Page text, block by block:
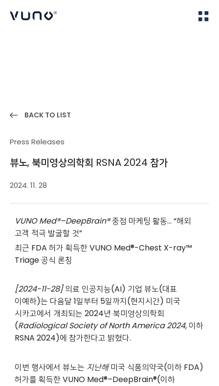
BACK TO LIST
Press Releases
뷰노, 북미영상의학회 RSNA 2024 참가
2024. 11. 28
VUNO Med®–DeepBrain®중점 마케팅 활동... “해외
고객 적극 발굴할 것”
최근 FDA 허가 획득한 VUNO Med®-Chest X-ray™
Triage 공식 론칭
[2024-11-28]의료 인공지능(AI) 기업 뷰노(대표
이예하)는 다음달 1일부터 5일까지(현지시간) 미국
시카고에서 개최되는 2024년 북미영상의학회
(Radiological Society of North America 2024, 이하
RSNA 2024)에 참가한다고 밝혔다.
이번 행사에서 뷰노는 지난해 미국 식품의약국(이하 FDA)
허가를 획득한 VUNO Med®–DeepBrain®(이하